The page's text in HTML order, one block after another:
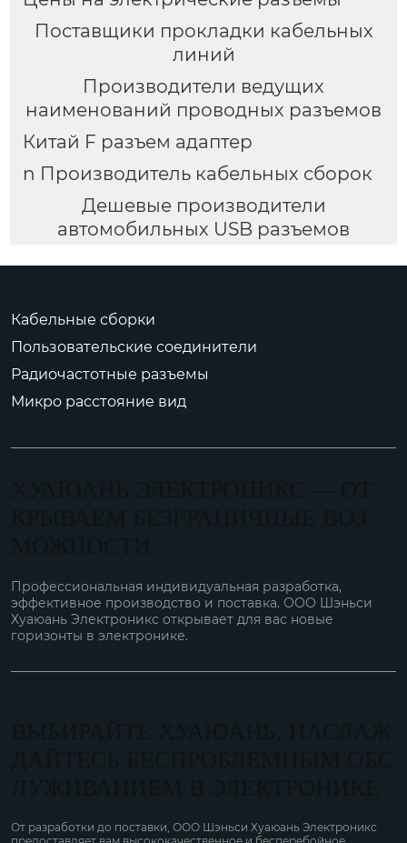
Поставщики прокладки кабельных
линий
Производители ведущих
наименований проводных разъемов
Китай F разъем адаптер
n Производитель кабельных сборок
Дешевые производители
автомобильных USB разъемов
Кабельные сборки
Пользовательские соединители
Радиочастотные разъемы
Микро расстояние вид
Профессиональная индивидуальная разработка,
эффективное производство и поставка. ООО Шэньси
Хуаюань Электроникс открывает для вас новые
горизонты в электронике.
От разработки до поставки, ООО Шэньси Хуаюань Электроникс